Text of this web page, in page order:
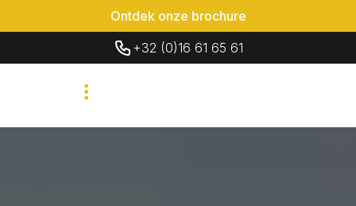
Ontdek onze brochure
+32 (0)16 61 65 61